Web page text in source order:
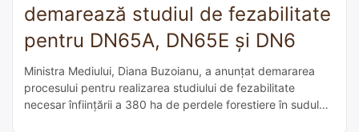
demarează studiul de fezabilitate
pentru DN65A, DN65E și DN6
Ministra Mediului, Diana Buzoianu, a anunțat demararea
procesului pentru realizarea studiului de fezabilitate
necesar înființării a 380 ha de perdele forestiere în sudul